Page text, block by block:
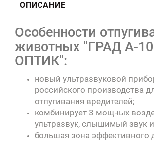
ОПИСАНИЕ
Особенности
животных "ГРАД А-
ОПТИК":
новый ультразвуковой
российского производства
отпугивания вредителей;
комбинирует 3 мощных
ультразвук, слышимый звук и
большая зона эффективного